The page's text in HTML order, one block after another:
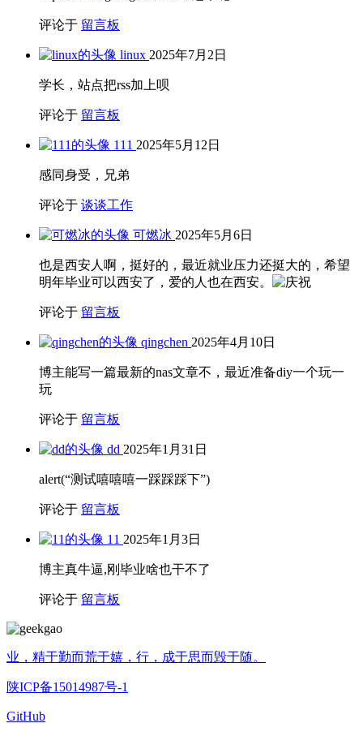
评论于 留言板
linux 2025年7月2日
学长，站点把rss加上呗
评论于 留言板
111 2025年5月12日
感同身受，兄弟
评论于 谈谈工作
可燃冰 2025年5月6日
也是西安人啊，挺好的，最近就业压力还挺大的，希望
明年毕业可以西安了，爱的人也在西安。
评论于 留言板
qingchen 2025年4月10日
博主能写一篇最新的nas文章不，最近准备diy一个玩一
玩
评论于 留言板
dd 2025年1月31日
alert(“测试嘻嘻嘻一踩踩踩下”)
评论于 留言板
11 2025年1月3日
博主真牛逼,刚毕业啥也干不了
评论于 留言板
业，精于勤而荒于嬉，行，成于思而毁于随。
陕ICP备15014987号-1
GitHub